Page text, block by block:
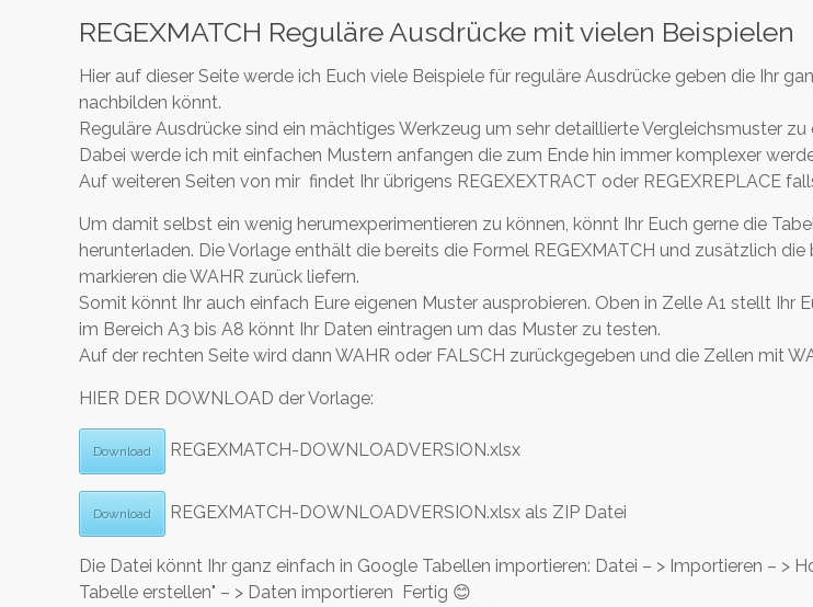
REGEXMATCH Reguläre Ausdrücke mit vielen Beispielen
Hier auf dieser Seite werde ich Euch viele Beispiele für reguläre Ausdrücke geben die Ihr
nachbilden könnt.
Reguläre Ausdrücke sind ein mächtiges Werkzeug um sehr detaillierte Vergleichsmuster zu
Dabei werde ich mit einfachen Mustern anfangen die zum Ende hin immer komplexer
Auf weiteren Seiten von mir findet Ihr übrigens REGEXEXTRACT oder REGEXREPLACE
Um damit selbst ein wenig herumexperimentieren zu können, könnt Ihr Euch gerne die
herunterladen. Die Vorlage enthält die bereits die Formel REGEXMATCH und zusätzlich
markieren die WAHR zurück liefern.
Somit könnt Ihr auch einfach Eure eigenen Muster ausprobieren. Oben in Zelle A1 stellt Ihr
im Bereich A3 bis A8 könnt Ihr Daten eintragen um das Muster zu testen.
Auf der rechten Seite wird dann WAHR oder FALSCH zurückgegeben und die Zellen mit
HIER DER DOWNLOAD der Vorlage:
Download REGEXMATCH-DOWNLOADVERSION.xlsx
Download REGEXMATCH-DOWNLOADVERSION.xlsx als ZIP Datei
Die Datei könnt Ihr ganz einfach in Google Tabellen importieren: Datei – > Importieren – >
Tabelle erstellen" – > Daten importieren Fertig 😊